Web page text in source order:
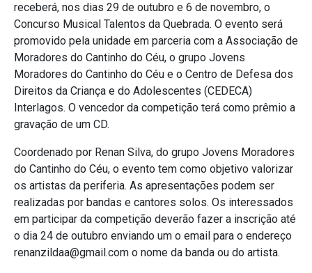
receberá, nos dias 29 de outubro e 6 de novembro, o
Concurso Musical Talentos da Quebrada. O evento será
promovido pela unidade em parceria com a Associação de
Moradores do Cantinho do Céu, o grupo Jovens
Moradores do Cantinho do Céu e o Centro de Defesa dos
Direitos da Criança e do Adolescentes (CEDECA)
Interlagos. O vencedor da competição terá como prêmio a
gravação de um CD.
Coordenado por Renan Silva, do grupo Jovens Moradores
do Cantinho do Céu, o evento tem como objetivo valorizar
os artistas da periferia. As apresentações podem ser
realizadas por bandas e cantores solos. Os interessados
em participar da competição deverão fazer a inscrição até
o dia 24 de outubro enviando um o email para o endereço
renanzildaa@gmail.com o nome da banda ou do artista.